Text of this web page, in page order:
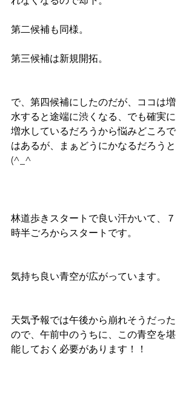
第二候補も同様。
第三候補は新規開拓。
で、第四候補にしたのだが、ココは増
水すると途端に渋くなる、でも確実に
増水しているだろうから悩みどころで
はあるが、まぁどうにかなるだろうと
(^_^ゞ
林道歩きスタートで良い汗かいて、７
時半ごろからスタートです。
気持ち良い青空が広がっています。
天気予報では午後から崩れそうだった
ので、午前中のうちに、この青空を堪
能しておく必要があります！！